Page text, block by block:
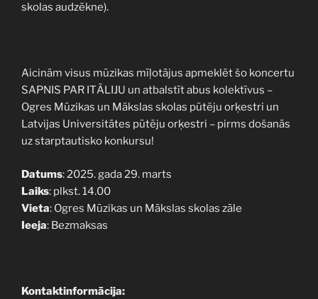
skolas audzēkne).
Aicinām visus mūzikas mīļotājus apmeklēt šo koncertu
SAPNIS PAR ITĀLIJU un atbalstīt abus kolektīvus –
Ogres Mūzikas un Mākslas skolas pūtēju orķestri un
Latvijas Universitātes pūtēju orķestri – pirms došanās
uz starptautisko konkursu!
Datums: 2025. gada 29. marts
Laiks: plkst. 14.00
Vieta: Ogres Mūzikas un Mākslas skolas zāle
Ieeja: Bezmaksas
Kontaktinformācija: